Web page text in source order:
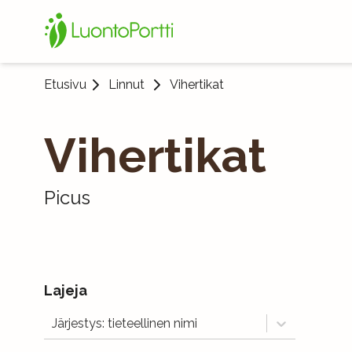
Etusivu Linnut Vihertikat
Vihertikat
Picus
Lajeja
Järjestys: tieteellinen nimi